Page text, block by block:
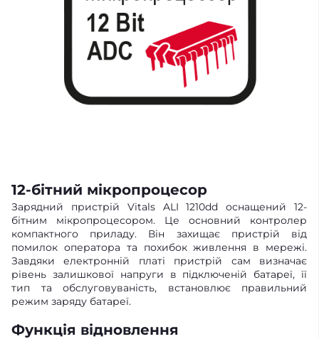
12-бітний мікропроцесор
Зарядний пристрій Vitals ALI 1210dd оснащений 12-
бітним мікропроцесором. Це основний контролер
компактного приладу. Він захищає пристрій від
помилок оператора та похибок живлення в мережі.
Завдяки електронній платі пристрій сам визначає
рівень залишкової напруги в підключеній батареї, її
тип та обслуговуваність, встановлює правильний
режим заряду батареї.
Функція відновлення